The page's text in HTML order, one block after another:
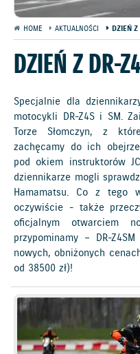
HOME AKTUALNOŚCI DZIEŃ
DZIEŃ Z DR-
Specjalnie dla
motocykli DR-Z4S i SM.
Torze Słomczyn, z
zachęcamy do ich
pod okiem instruktorów
dziennikarze mogli
Hamamatsu. Co z tego
oczywiście - także
oficjalnym otwarciem
przypominamy – DR-
nowych, obniżonych
od 38 500 zł)!